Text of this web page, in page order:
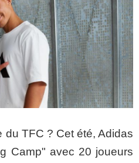
du TFC ? Cet été, Adidas
Camp" avec 20 joueurs